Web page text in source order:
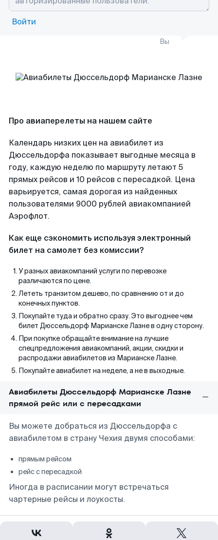
Войти
Вы
Про авиаперелеты на нашем сайте
Календарь низких цен на авиабилет из
Дюссельдорфа показывает выгодные месяца в
году, каждую неделю по маршруту летают 5
прямых рейсов и 10 рейсов с пересадкой. Цена
варьируется, самая дорогая из найденных
пользователями 9000 рублей авиакомпанией
Аэрофлот.
Как еще сэкономить используя электронный
билет на самолет без комиссии?
У разных авиакомпаний услуги по перевозке
различаются по цене.
Лететь транзитом дешево, по сравнению от и до
конечных пунктов.
Покупайте туда и обратно сразу. Это выгоднее чем
билет Дюссельдорф Марианске Лазне в одну сторону.
При покупке обращайте внимание на лучшие
спецпредложения авиакомпаний, акции, скидки и
распродажи авиабилетов из Марианске Лазне.
Покупайте авиабилет на неделе, а не в выходные.
Авиабилеты Дюссельдорф Марианске Лазне
прямой рейс или с пересадками
Вы можете добраться из Дюссельдорфа с
авиабилетом в страну Чехия двумя способами:
прямым рейсом
рейс с пересадкой
Иногда в расписании могут встречаться
чартерные рейсы и лоукосты.